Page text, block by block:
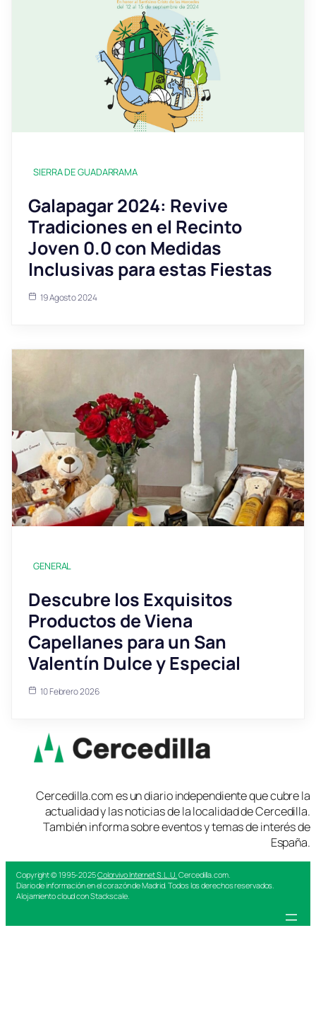
SIERRA DE GUADARRAMA
Galapagar 2024: Revive
Tradiciones en el Recinto
Joven 0.0 con Medidas
Inclusivas para estas Fiestas
19 Agosto 2024
GENERAL
Descubre los Exquisitos
Productos de Viena
Capellanes para un San
Valentín Dulce y Especial
10 Febrero 2026
Cercedilla.com es un diario independiente que cubre la
actualidad y las noticias de la localidad de Cercedilla.
También informa sobre eventos y temas de interés de
España.
Copyright © 1995-2025Colorvivo Internet S.L.U. Cercedilla.com.
Diario de información en el corazón de Madrid. Todos los derechos reservados.
Alojamiento cloud con Stackscale.